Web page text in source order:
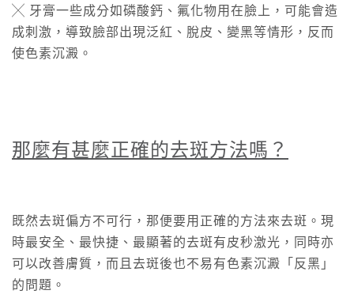
╳ 牙膏一些成分如磷酸鈣、氟化物用在臉上，可能會造
成刺激，導致臉部出現泛紅、脫皮、變黑等情形，反而
使色素沉澱。
那麼有甚麼正確的去斑方法嗎？
既然去斑偏方不可行，那便要用正確的方法來去斑。現
時最安全、最快捷、最顯著的去斑有皮秒激光，同時亦
可以改善膚質，而且去斑後也不易有色素沉澱「反黑」
的問題。